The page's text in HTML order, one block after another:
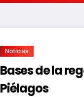
Noticias
Bases de la
Piélagos